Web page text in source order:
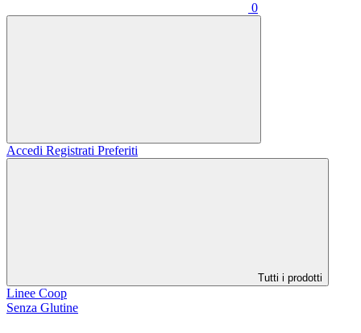
0
Accedi Registrati Preferiti
Tutti i prodotti
Linee Coop
Senza Glutine